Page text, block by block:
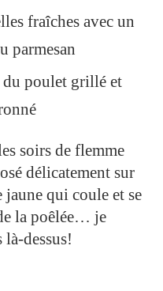
fraîches avec un
parmesan
du poulet grillé et
soirs de flemme
délicatement sur
jaune qui coule et se
la poêlée… je
là-dessus!